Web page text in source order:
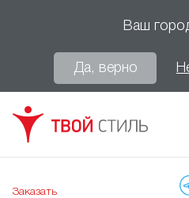
Ваш
Да, верно
Заказать